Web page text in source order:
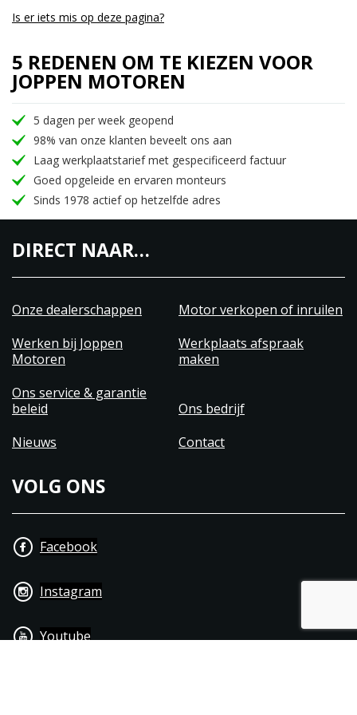
Is er iets mis op deze pagina?
5 REDENEN OM TE KIEZEN VOOR
JOPPEN MOTOREN
5 dagen per week geopend
98% van onze klanten beveelt ons aan
Laag werkplaatstarief met gespecificeerd factuur
Goed opgeleide en ervaren monteurs
Sinds 1978 actief op hetzelfde adres
DIRECT NAAR…
Onze dealerschappen
Motor verkopen of inruilen
Werken bij Joppen
Motoren
Werkplaats afspraak
maken
Ons service & garantie
beleid
Ons bedrijf
Nieuws
Contact
VOLG ONS
Facebook
Instagram
Youtube